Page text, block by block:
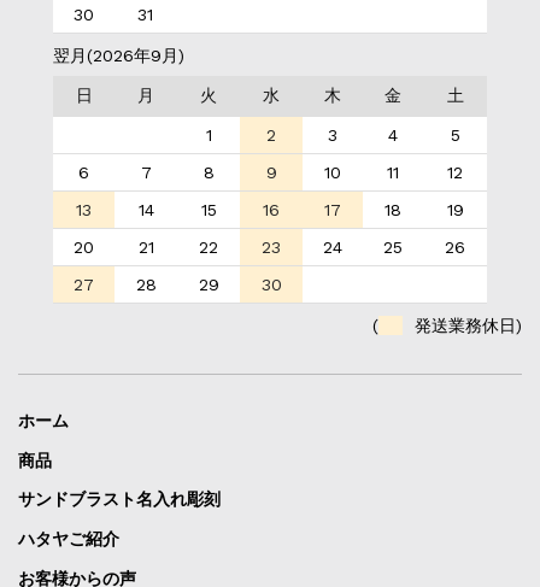
30
31
翌月(2026年9月)
日 月 火 水 木 金 土
1 2 3 4
5
6
7 8 9 10 11
12
13
14 15 16 17 18
19
20
21 22 23 24 25
26
27
28 29 30
( 発送業務休日)
ホーム
商品
サンドブラスト名入れ彫刻
ハタヤご紹介
お客様からの声